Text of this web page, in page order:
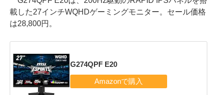
載した27インチWQHDゲーミングモニター。セール価格
は28,800円。
G274QPF E20